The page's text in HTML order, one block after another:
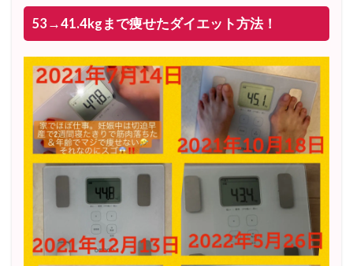
53→41.4kgまで痩せたダイエット方法！